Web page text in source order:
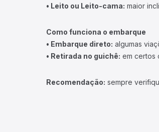
• Leito ou Leito-cama: maior
Como funciona o embarque
• Embarque direto: algumas
• Retirada no guichê: em certos
Recomendação: sempre